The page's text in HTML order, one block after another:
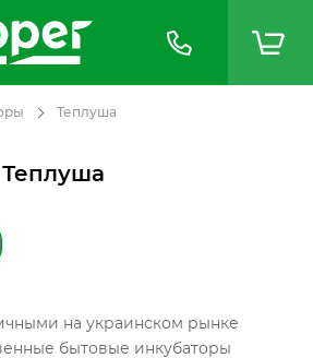
Теплуша
на украинском рынке
бытовые инкубаторы